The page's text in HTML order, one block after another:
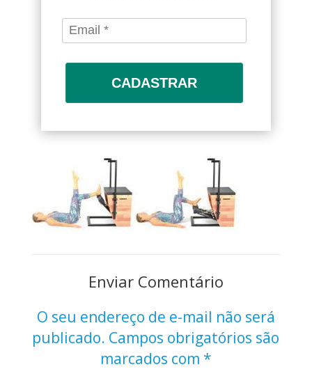
CADASTRAR
Enviar Comentário
O seu endereço de e-mail não será
publicado. Campos obrigatórios são
marcados com *